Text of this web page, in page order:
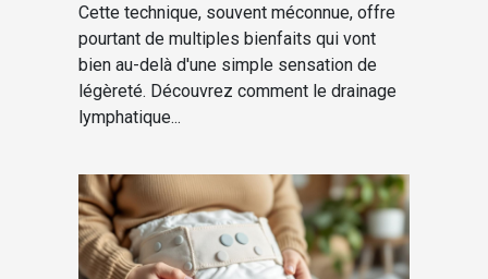
Cette technique, souvent méconnue, offre
pourtant de multiples bienfaits qui vont
bien au-delà d'une simple sensation de
légèreté. Découvrez comment le drainage
lymphatique...